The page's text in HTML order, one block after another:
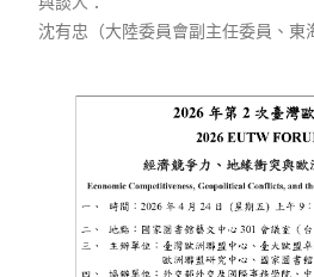
沈有忠（大陸委員會副主任委員、東